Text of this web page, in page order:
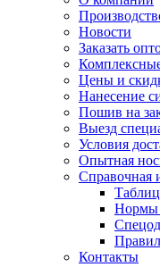
Новости
Заказать
Цены и
Нанесение
Пошив на
Выезд
Условия
Опытная
Справочная
Нормы
Контакты